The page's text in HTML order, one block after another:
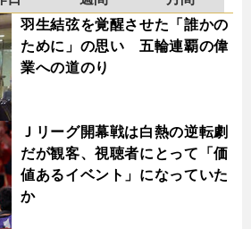
羽生結弦を覚醒させた「誰かの
ために」の思い 五輪連覇の偉
業への道のり
Ｊリーグ開幕戦は白熱の逆転劇
だが観客、視聴者にとって「価
値あるイベント」になっていた
か